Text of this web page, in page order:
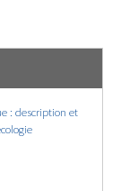
: description et